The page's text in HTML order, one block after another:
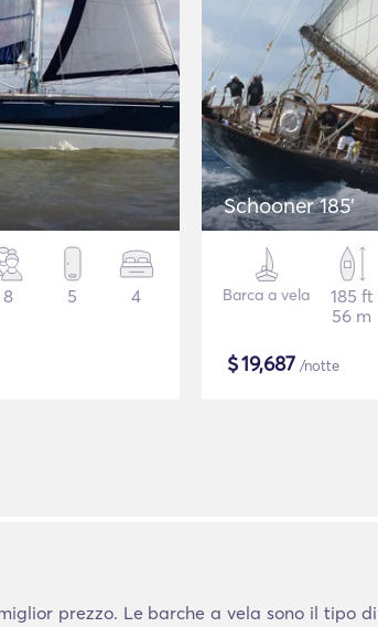
8 5 4
Schooner 185'
Barca a vela
185 ft
56 m
$19,687 /notte
prezzo. Le barche a vela sono il tipo